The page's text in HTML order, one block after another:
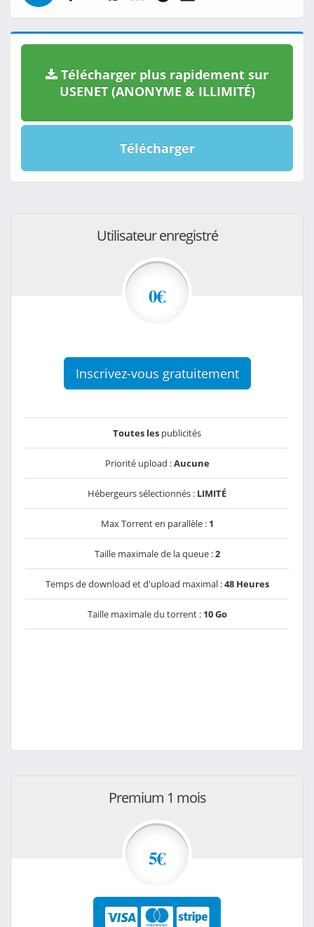
Télécharger plus rapidement sur
USENET (ANONYME & ILLIMITÉ)
Télécharger
Utilisateur enregistré
0€
Inscrivez-vous gratuitement
Toutes les publicités
Priorité upload :Aucune
Hébergeurs sélectionnés : LIMITÉ
Max Torrent en parallèle : 1
Taille maximale de la queue :2
Temps de download et d'upload maximal :48 Heures
Taille maximale du torrent : 10 Go
Premium 1 mois
5€